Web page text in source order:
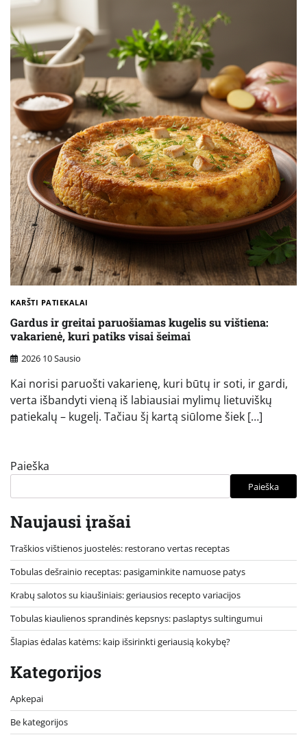
KARŠTI PATIEKALAI
Gardus ir greitai paruošiamas kugelis su vištiena:
vakarienė, kuri patiks visai šeimai
2026 10 Sausio
Kai norisi paruošti vakarienę, kuri būtų ir soti, ir gardi,
verta išbandyti vieną iš labiausiai mylimų lietuviškų
patiekalų – kugelį. Tačiau šį kartą siūlome šiek […]
Paieška
Paieška
Naujausi įrašai
Traškios vištienos juostelės: restorano vertas receptas
Tobulas dešrainio receptas: pasigaminkite namuose patys
Krabų salotos su kiaušiniais: geriausios recepto variacijos
Tobulas kiaulienos sprandinės kepsnys: paslaptys sultingumui
Šlapias ėdalas katėms: kaip išsirinkti geriausią kokybę?
Kategorijos
Apkepai
Be kategorijos